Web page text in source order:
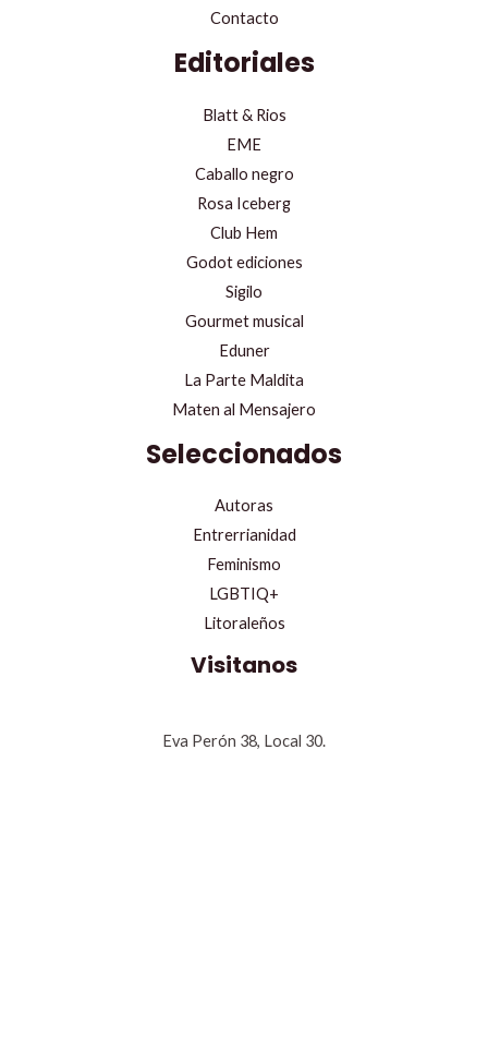
Contacto
Editoriales
Blatt & Rios
EME
Caballo negro
Rosa Iceberg
Club Hem
Godot ediciones
Sigilo
Gourmet musical
Eduner
La Parte Maldita
Maten al Mensajero
Seleccionados
Autoras
Entrerrianidad
Feminismo
LGBTIQ+
Litoraleños
Visitanos
Eva Perón 38, Local 30.